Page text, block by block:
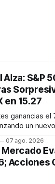
S&P
en 15.27
ganancias el
un
escaló
de
07 ago. 2026
Acciones